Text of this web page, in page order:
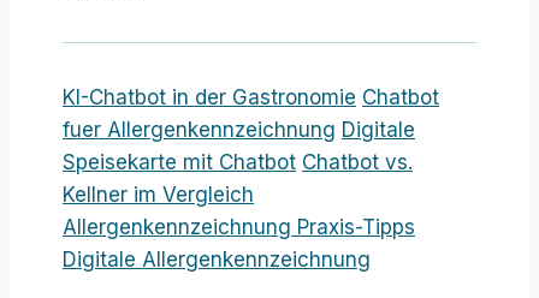
KI-Chatbot in der Gastronomie Chatbot
fuer Allergenkennzeichnung Digitale
Speisekarte mit Chatbot Chatbot vs.
Kellner im Vergleich
Allergenkennzeichnung Praxis-Tipps
Digitale Allergenkennzeichnung